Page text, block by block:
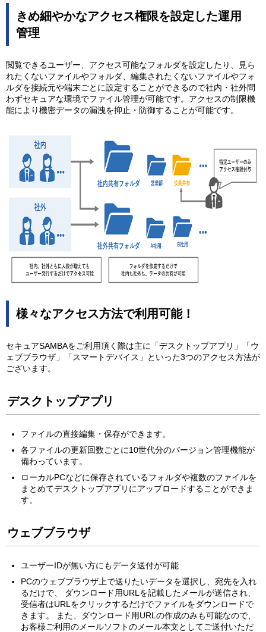
きめ細やかなアクセス権限を設定した運用
管理
閲覧できるユーザー、アクセス可能なフォルダを設定したり、見ら
れたくないファイルやフォルダ、編集されたくないファイルやフォ
ルダを接続元や端末ごとに設定することができるので社内・社外問
わずセキュアな環境でファイル管理が可能です。アクセスの制限機
能により機密データの漏洩を抑止・防御することが可能です。
様々なアクセス方法で利用可能！
セキュアSAMBAをご利用頂く際は主に「デスクトップアプリ」「ウ
ェブブラウザ」「スマートデバイス」といった3つのアクセス方法が
ございます。
デスクトップアプリ
ファイルの直接編集・保存ができます。
各ファイルの更新回数ごとに10世代分のバージョン管理機能が
備わっています。
ローカルPCなどに保存されているフォルダや複数のファイルを
まとめてデスクトップアプリにアップロードすることができま
す。
ウェブブラウザ
ユーザーIDが無い方にもデータ送付が可能
PCのウェブブラウザ上で送りたいデータを選択し、宛先を入れ
るだけで、 ダウンロード用URLを記載したメールが送信され、
受信者はURLをクリックするだけでファイルをダウンロードで
きます。 また、ダウンロード用URLの作成のみも可能なので、
お客様ご利用のメールソフトのメール本文としてご送付いただ